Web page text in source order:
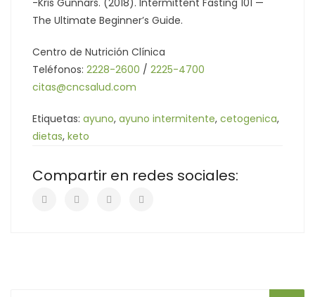
The Ultimate Beginner’s Guide.
Centro de Nutrición Clínica
Teléfonos: 2228-2600 / 2225-4700
citas@cncsalud.com
Etiquetas: ayuno, ayuno intermitente, cetogenica,
dietas, keto
Compartir en redes sociales: